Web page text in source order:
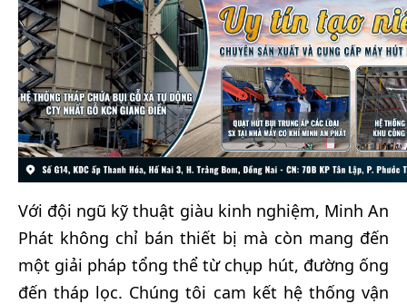
Với đội ngũ kỹ thuật giàu kinh nghiệm, Minh An
Phát không chỉ bán thiết bị mà còn mang đến
một giải pháp tổng thể từ chụp hút, đường ống
đến tháp lọc. Chúng tôi cam kết hệ thống vận